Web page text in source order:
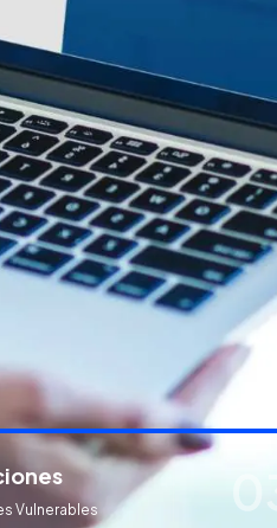
Vulnerables